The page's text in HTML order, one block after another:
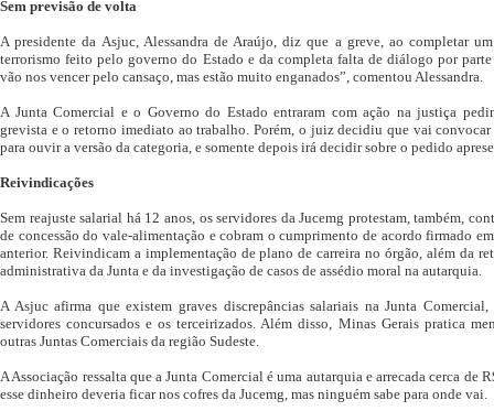
Sem previsão de volta
A presidente da Asjuc, Alessandra de Araújo, diz que a greve, ao completar
terrorismo feito pelo governo do Estado e da completa falta de diálogo por
vão nos vencer pelo cansaço, mas estão muito enganados”, comentou Alessandra.
A Junta Comercial e o Governo do Estado entraram com ação na justiça
grevista e o retorno imediato ao trabalho. Porém, o juiz decidiu que vai convocar
para ouvir a versão da categoria, e somente depois irá decidir sobre o pedido
Reivindicações
Sem reajuste salarial há 12 anos, os servidores da Jucemg protestam, também,
de concessão do vale-alimentação e cobram o cumprimento de acordo firmado
anterior. Reivindicam a implementação de plano de carreira no órgão, além da
administrativa da Junta e da investigação de casos de assédio moral na autarquia.
A Asjuc afirma que existem graves discrepâncias salariais na Junta
servidores concursados e os terceirizados. Além disso, Minas Gerais pratica
outras Juntas Comerciais da região Sudeste.
A Associação ressalta que a Junta Comercial é uma autarquia e arrecada cerca de
esse dinheiro deveria ficar nos cofres da Jucemg, mas ninguém sabe para onde vai.